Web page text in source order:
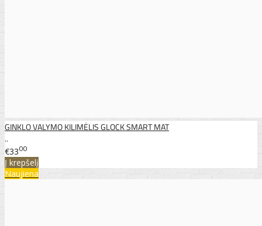
GINKLO VALYMO KILIMĖLIS GLOCK SMART MAT
..
€3300
Į krepšelį
Naujiena